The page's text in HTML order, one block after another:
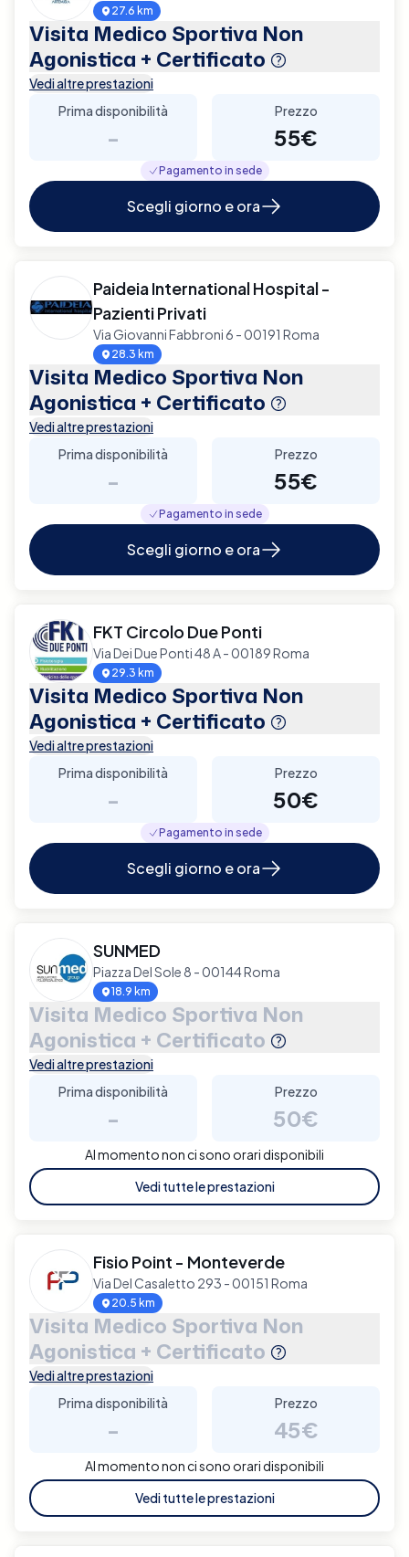
27.6 km
Visita Medico Sportiva Non
Agonistica + Certificato
Vedi altre prestazioni
Prima disponibilità
-
Prezzo
55€
Pagamento in sede
Scegli giorno e ora
Paideia International Hospital -
Pazienti Privati
Via Giovanni Fabbroni 6 - 00191 Roma
28.3 km
Visita Medico Sportiva Non
Agonistica + Certificato
Vedi altre prestazioni
Prima disponibilità
-
Prezzo
55€
Pagamento in sede
Scegli giorno e ora
FKT Circolo Due Ponti
Via Dei Due Ponti 48 A - 00189 Roma
29.3 km
Visita Medico Sportiva Non
Agonistica + Certificato
Vedi altre prestazioni
Prima disponibilità
-
Prezzo
50€
Pagamento in sede
Scegli giorno e ora
SUNMED
Piazza Del Sole 8 - 00144 Roma
18.9 km
Visita Medico Sportiva Non
Agonistica + Certificato
Vedi altre prestazioni
Prima disponibilità
-
Prezzo
50€
Al momento non ci sono orari disponibili
Vedi tutte le prestazioni
Fisio Point - Monteverde
Via Del Casaletto 293 - 00151 Roma
20.5 km
Visita Medico Sportiva Non
Agonistica + Certificato
Vedi altre prestazioni
Prima disponibilità
-
Prezzo
45€
Al momento non ci sono orari disponibili
Vedi tutte le prestazioni